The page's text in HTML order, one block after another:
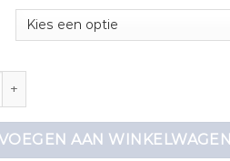
t shirt heren aantal
AAN WINKELWAGEN